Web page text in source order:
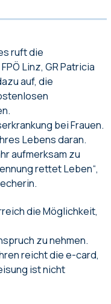
ruft die
Linz, GR Patricia
auf, die
bei Frauen.
Lebens daran.
aufmerksam zu
rettet Leben“,
die Möglichkeit,
zu nehmen.
reicht die e-card,
ist nicht